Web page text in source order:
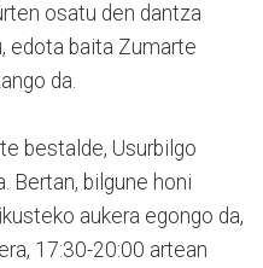
osatu den dantza
edota baita Zumarte
da.
bestalde, Usurbilgo
Bertan, bilgune honi
aukera egongo da,
17:30-20:00 artean